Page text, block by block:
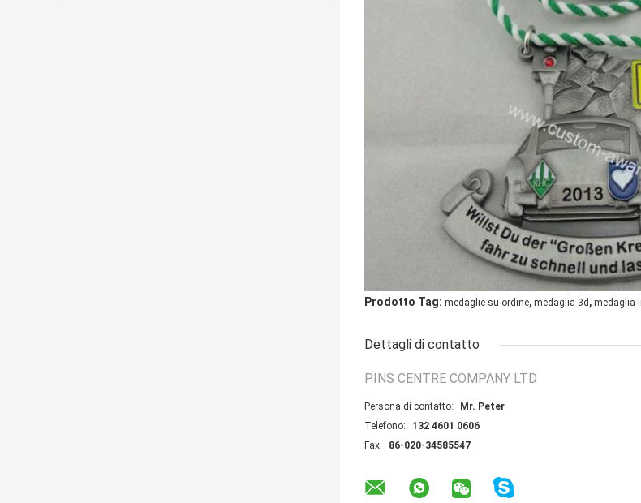
Prodotto Tag: medaglie su ordine, medaglia 3d , medaglia
Dettagli di contatto
PINS CENTRE COMPANY LTD
Persona di contatto:
Mr. Peter
Telefono:
132 4601 0606
Fax:
86-020-34585547